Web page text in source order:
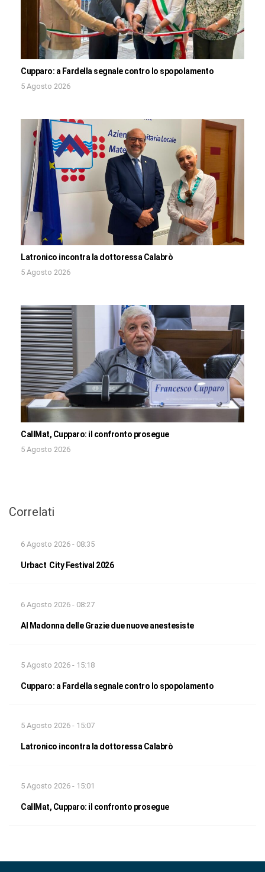
Cupparo: a Fardella segnale contro lo spopolamento
5 Agosto 2026
Latronico incontra la dottoressa Calabrò
5 Agosto 2026
CallMat, Cupparo: il confronto prosegue
5 Agosto 2026
Correlati
6 Agosto 2026 - 08:35
Urbact City Festival 2026
6 Agosto 2026 - 08:27
Al Madonna delle Grazie due nuove anestesiste
5 Agosto 2026 - 15:18
Cupparo: a Fardella segnale contro lo spopolamento
5 Agosto 2026 - 15:07
Latronico incontra la dottoressa Calabrò
5 Agosto 2026 - 15:01
CallMat, Cupparo: il confronto prosegue